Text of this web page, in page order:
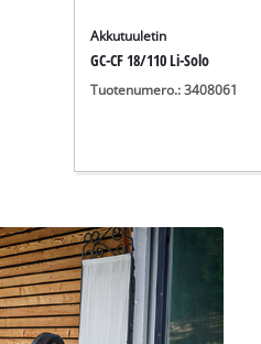
Akkutuuletin
GC-CF 18/110 Li-Solo
Tuotenumero.: 3408061